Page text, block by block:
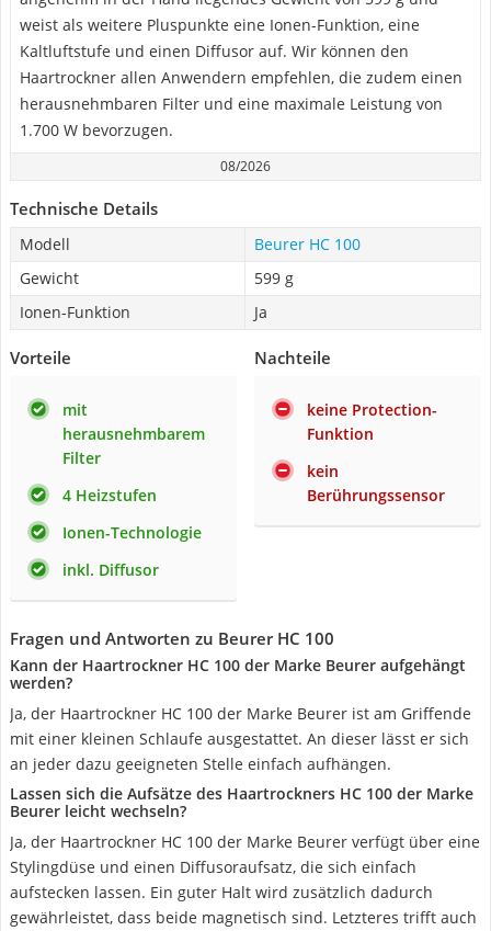
weist als weitere Pluspunkte eine Ionen-Funktion, eine
Kaltluftstufe und einen Diffusor auf. Wir können den
Haartrockner allen Anwendern empfehlen, die zudem einen
herausnehmbaren Filter und eine maximale Leistung von
1.700 W bevorzugen.
08/2026
Technische Details
Modell
Beurer HC 100
Gewicht
599 g
Ionen-Funktion
Ja
Vorteile
mit
herausnehmbarem
Filter
4 Heizstufen
Ionen-Technologie
inkl. Diffusor
Nachteile
keine Protection-
Funktion
kein
Berührungssensor
Fragen und Antworten zu Beurer HC 100
Kann der Haartrockner HC 100 der Marke Beurer aufgehängt
werden?
Ja, der Haartrockner HC 100 der Marke Beurer ist am Griffende
mit einer kleinen Schlaufe ausgestattet. An dieser lässt er sich
an jeder dazu geeigneten Stelle einfach aufhängen.
Lassen sich die Aufsätze des Haartrockners HC 100 der Marke
Beurer leicht wechseln?
Ja, der Haartrockner HC 100 der Marke Beurer verfügt über eine
Stylingdüse und einen Diffusoraufsatz, die sich einfach
aufstecken lassen. Ein guter Halt wird zusätzlich dadurch
gewährleistet, dass beide magnetisch sind. Letzteres trifft auch